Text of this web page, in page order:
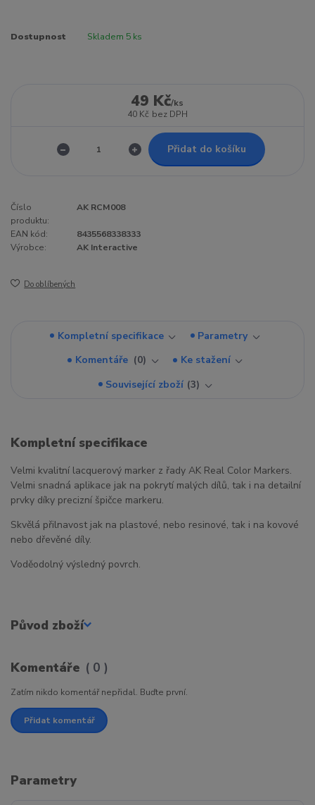
Dostupnost Skladem 5 ks
49 Kč/ks
40 Kč bez DPH
Přidat do košíku
Číslo
produktu:
AK RCM008
EAN kód:
8435568338333
Výrobce:
AK Interactive
Do oblíbených
Kompletní specifikace
Parametry
Komentáře
0
Ke stažení
Související zboží 3
Kompletní specifikace
Velmi kvalitní lacquerový marker z řady AK Real Color Markers.
Velmi snadná aplikace jak na pokrytí malých dílů, tak i na detailní
prvky díky precizní špičce markeru.
Skvělá přilnavost jak na plastové, nebo resinové, tak i na kovové
nebo dřevěné díly.
Voděodolný výsledný povrch.
Původ zboží
Komentáře 0
Zatím nikdo komentář nepřidal. Buďte první.
Přidat komentář
Parametry